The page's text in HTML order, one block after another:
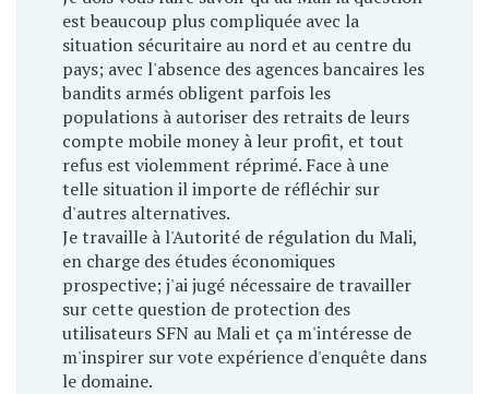
est beaucoup plus compliquée avec la
situation sécuritaire au nord et au centre du
pays; avec l'absence des agences bancaires les
bandits armés obligent parfois les
populations à autoriser des retraits de leurs
compte mobile money à leur profit, et tout
refus est violemment réprimé. Face à une
telle situation il importe de réfléchir sur
d'autres alternatives.
Je travaille à l'Autorité de régulation du Mali,
en charge des études économiques
prospective; j'ai jugé nécessaire de travailler
sur cette question de protection des
utilisateurs SFN au Mali et ça m'intéresse de
m'inspirer sur vote expérience d'enquête dans
le domaine.